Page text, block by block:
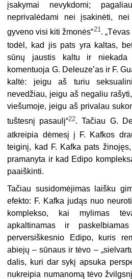
įsakymai nevykdomi;
neprivalėdami nei įsakinėti,
gyveno visi kiti žmonės“21.
todėl, kad jis pats yra kaltas,
sūnų jaustis kaltu ir
komentuoja G. Deleuze’as ir F.
kaltė: jeigu aš turiu
nevedžiau, jeigu aš negaliu
viešumoje, jeigu aš privalau
tuštesnį pasaulį“22. Tačiau G.
atkreipia dėmesį į F. Kafkos
teiginį, kad F. Kafka pats
pramanyta ir kad Edipo
paaiškinti.
Tačiau susidomėjimas laišku
efekto: F. Kafka judąs nuo
komplekso, kai mylimas
apkaltinamas ir
perversiškesnio Edipo, kuris
abiejų – sūnaus ir tėvo –
dalis, kuri dar sykį apsuka
nukreipia numanomą tėvo